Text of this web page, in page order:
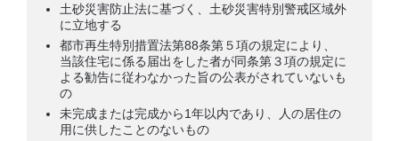
土砂災害防止法に基づく、土砂災害特別警戒区域外
に立地する
都市再生特別措置法第88条第５項の規定により、
当該住宅に係る届出をした者が同条第３項の規定に
よる勧告に従わなかった旨の公表がされていないも
の
未完成または完成から1年以内であり、人の居住の
用に供したことのないもの